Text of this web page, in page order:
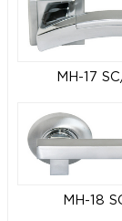
MH-17
MH-18